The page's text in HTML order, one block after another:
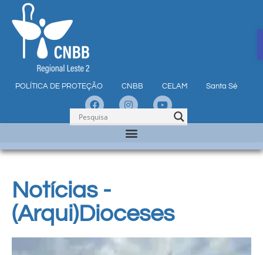
POLÍTICA DE PROTEÇÃO CNBB CELAM Santa Sé
Notícias -
(Arqui)Dioceses